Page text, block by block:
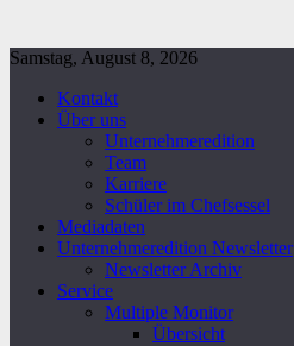
Samstag, August 8, 2026
Kontakt
Über uns
Unternehmeredition
Team
Karriere
Schüler im Chefsessel
Mediadaten
Unternehmeredition Newsletter
Newsletter Archiv
Service
Multiple Monitor
Übersicht